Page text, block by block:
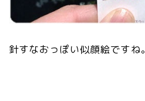
針すなおっぽい似顔絵ですね。